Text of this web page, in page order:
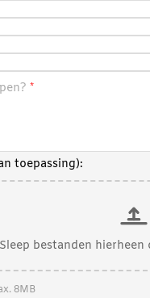
toepassing):
Sleep bestanden
8MB